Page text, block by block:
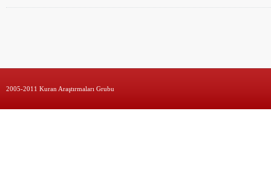
2005-2011 Kuran Araştırmaları Grubu